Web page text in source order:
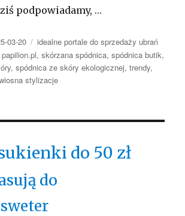
podpowiadamy, …
03-20 Kategorie
idealne portale do sprzedaży ubrań
papilion.pl,skórzana spódnica,spódnica butik,
,spódnica ze skóry ekologicznej,trendy,
stylizacje
do 50 zł
do